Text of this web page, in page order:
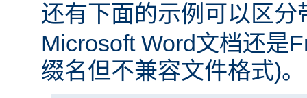
还有下面的示例可以区分
Microsoft Word文档还是
缀名但不兼容文件格式)。